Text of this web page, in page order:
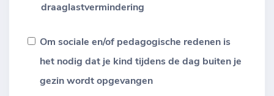
draaglastvermindering
Om sociale en/of pedagogische redenen is
het nodig dat je kind tijdens de dag buiten je
gezin wordt opgevangen